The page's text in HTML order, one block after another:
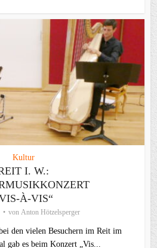
Kultur
I. W.:
À-VIS“
von Anton Hötzelsperger
den vielen Besuchern im Reit im
gab es beim Konzert „Vis...